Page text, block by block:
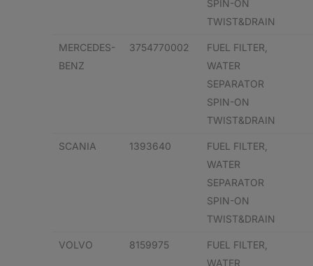
SPIN-ON
TWIST&DRAIN
MERCEDES-
BENZ
3754770002
FUEL FILTER,
WATER
SEPARATOR
SPIN-ON
TWIST&DRAIN
SCANIA 1393640
FUEL FILTER,
WATER
SEPARATOR
SPIN-ON
TWIST&DRAIN
VOLVO 8159975
FUEL FILTER,
WATER